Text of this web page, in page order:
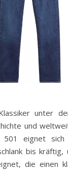
unter
und
eignet sich
bis
die einen